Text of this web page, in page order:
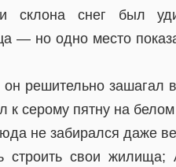
склона снег был
— но одно место
решительно зашагал
к серому пятну на
не забирался даже
свои жилища;